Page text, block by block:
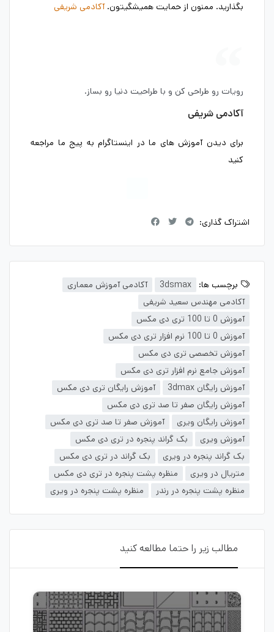
بگذارید. ممنون از حمایت همیشگیتون.آکادمی شریفی
رویات رو طراحی کن و با طراحیت دنیا رو بساز.
آکادمی شریفی
برای دیدن آموزش های ما در اینستاگرام به پیج ما مراجعه
کنید
اشتراک گذاری:
برچسب ها: 3dsmax
آکادمی آموزش معماری
آکادمی مهندس سعید شریفی
آموزش 0 تا 100 تری دی مکس
آموزش 0 تا 100 نرم افزار تری دی مکس
آموزش تخصصی تری دی مکس
آموزش جامع نرم افزار تری دی مکس
آموزش رایگان 3dmax
آموزش رایگان تری دی مکس
آموزش رایگان صفر تا صد تری دی مکس
آموزش رایگان ویری
آموزش صفر تا صد تری دی مکس
آموزش ویری
بک گراند پنجره در تری دی مکس
بک گراند پنجره در ویری
بک گراند در تری دی مکس
متریال در ویری
منظره پشت پنجره در تری دی مکس
منظره پشت پنجره در رندر
منظره پشت پنجره در ویری
مطالب زیر را حتما مطالعه کنید